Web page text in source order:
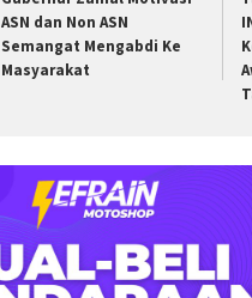
ASN dan Non ASN
Semangat Mengabdi Ke
Masyarakat